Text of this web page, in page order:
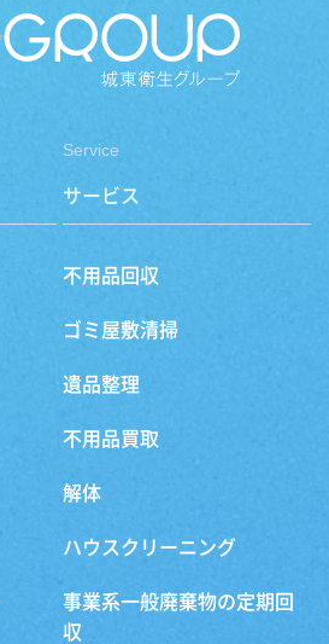
Service
サービス
不用品回収
ゴミ屋敷清掃
遺品整理
不用品買取
解体
ハウスクリーニング
事業系一般廃棄物の定期回
収